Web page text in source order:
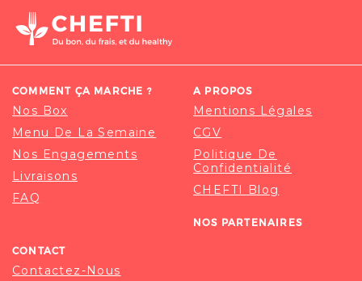
COMMENT ÇA MARCHE ?
Nos Box
Menu De La Semaine
Nos Engagements
Livraisons
FAQ
A PROPOS
Mentions Légales
CGV
Politique De
Confidentialité
CHEFTI Blog
NOS PARTENAIRES
CONTACT
Contactez-Nous